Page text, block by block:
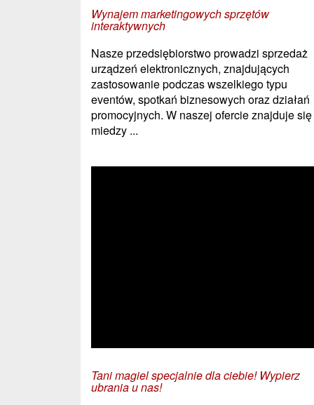
Wynajem marketingowych sprzętów
interaktywnych
Nasze przedsiębiorstwo prowadzi sprzedaż
urządzeń elektronicznych, znajdujących
zastosowanie podczas wszelkiego typu
eventów, spotkań biznesowych oraz działań
promocyjnych. W naszej ofercie znajduje się
miedzy ...
Tani magiel specjalnie dla ciebie! Wypierz
ubrania u nas!